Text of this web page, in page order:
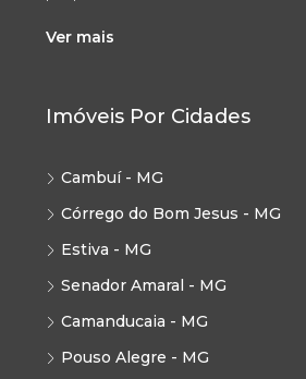
Ver mais
Imóveis Por Cidades
Cambuí - MG
Córrego do Bom Jesus - MG
Estiva - MG
Senador Amaral - MG
Camanducaia - MG
Pouso Alegre - MG